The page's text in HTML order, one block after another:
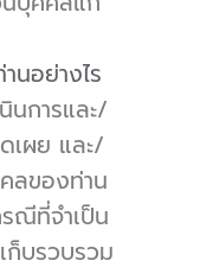
นอย่างไร
นการและ/
เผย และ/
ลของท่าน
ณีที่จำเป็น
ก็บรวบรวม